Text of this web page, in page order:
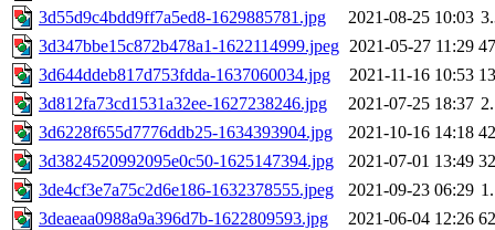
3d55d9c4bdd9ff7a5ed8-1629885781.jpg
2021-08-25 10:03
3d347bbe15c872b478a1-1622114999.jpeg 2021-05-27 11:29
3d644ddeb817d753fdda-1637060034.jpg
2021-11-16 10:53
3d812fa73cd1531a32ee-1627238246.jpg
2021-07-25 18:37
3d6228f655d7776ddb25-1634393904.jpg
2021-10-16 14:18
3d3824520992095e0c50-1625147394.jpg
2021-07-01 13:49
3de4cf3e7a75c2d6e186-1632378555.jpeg
2021-09-23 06:29
3deaeaa0988a9a396d7b-1622809593.jpg
2021-06-04 12:26